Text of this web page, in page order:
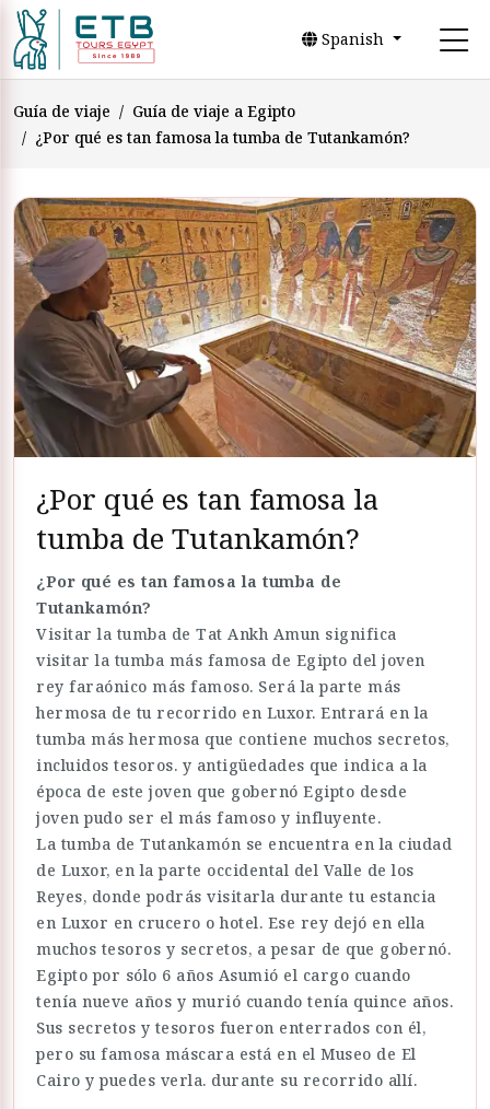
Spanish
Guía de viaje
Guía de viaje a Egipto
¿Por qué es tan famosa la tumba de Tutankamón?
¿Por qué es tan famosa la
tumba de Tutankamón?
¿Por qué es tan famosa la tumba de
Tutankamón?
Visitar la tumba de Tat Ankh Amun significa
visitar la tumba más famosa de Egipto del joven
rey faraónico más famoso. Será la parte más
hermosa de tu recorrido en Luxor. Entrará en la
tumba más hermosa que contiene muchos secretos,
incluidos tesoros. y antigüedades que indica a la
época de este joven que gobernó Egipto desde
joven pudo ser el más famoso y influyente.
La tumba de Tutankamón se encuentra en la ciudad
de Luxor, en la parte occidental del Valle de los
Reyes, donde podrás visitarla durante tu estancia
en Luxor en crucero o hotel. Ese rey dejó en ella
muchos tesoros y secretos, a pesar de que gobernó.
Egipto por sólo 6 años Asumió el cargo cuando
tenía nueve años y murió cuando tenía quince años.
Sus secretos y tesoros fueron enterrados con él,
pero su famosa máscara está en el Museo de El
Cairo y puedes verla. durante su recorrido allí.